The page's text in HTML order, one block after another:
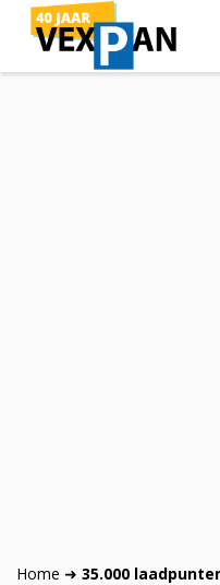
Home ➜ 35.000